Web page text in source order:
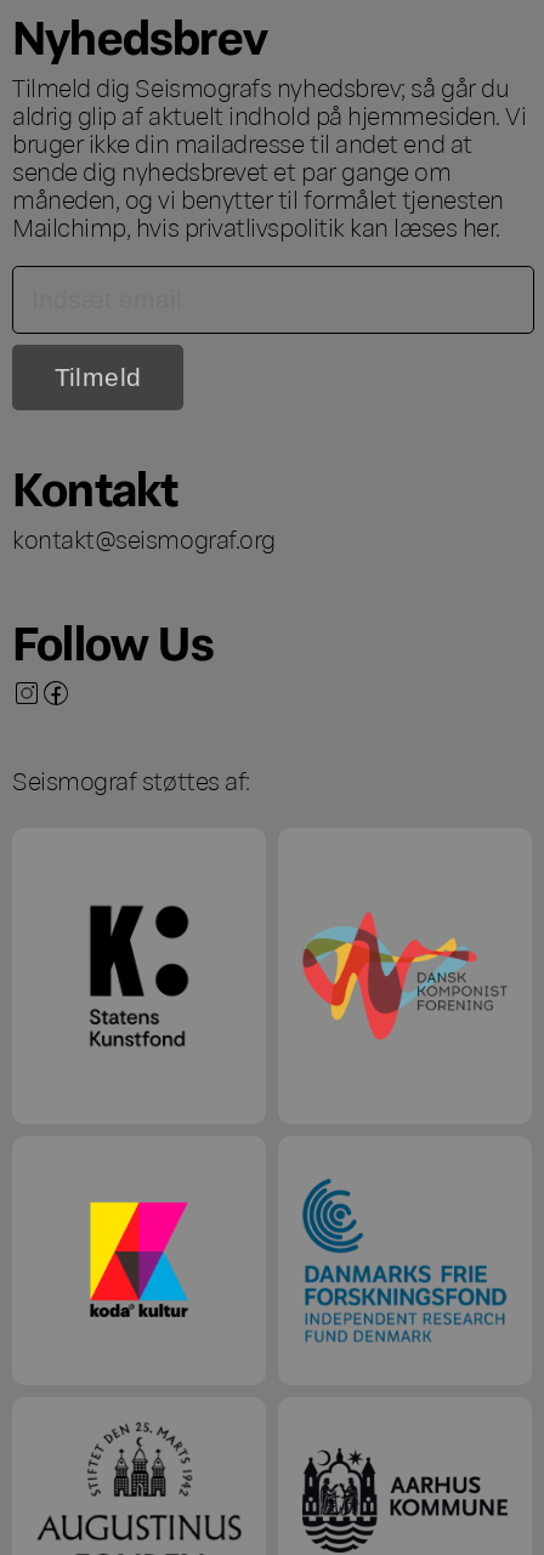
Nyhedsbrev
Tilmeld dig Seismografs nyhedsbrev; så går du
aldrig glip af aktuelt indhold på hjemmesiden. Vi
bruger ikke din mailadresse til andet end at
sende dig nyhedsbrevet et par gange om
måneden, og vi benytter til formålet tjenesten
Mailchimp, hvis privatlivspolitik kan læses her.
Kontakt
kontakt@seismograf.org
Follow Us
Seismograf støttes af: